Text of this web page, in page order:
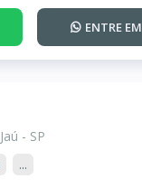
ENTRE EM
- SP
...